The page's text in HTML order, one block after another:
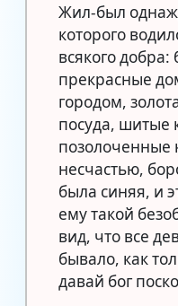
Жил-был
которого
всякого добра:
прекрасные
городом,
посуда, шитые
позолоченные
несчастью,
была синяя, и
ему такой
вид, что все
бывало, как
давай бог